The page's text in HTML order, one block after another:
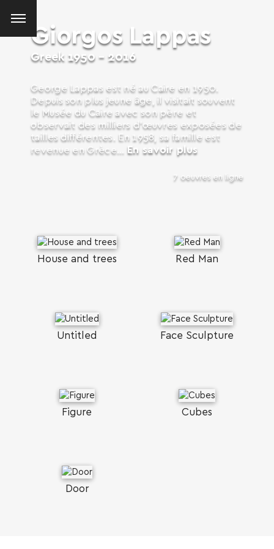
SEARCH AND PRESS ENTER
Giorgos Lappas
Greek 1950 – 2016
George Lappas est né au Caire en 1950.
Depuis son plus jeune âge, il visitait souvent
le Musée du Caire avec son père et
observait des milliers d’œuvres exposées de
tailles différentes. En 1958, sa famille est
revenue en Grèce...En savoir plus
7 oeuvres en ligne
House and trees Red Man
Untitled Face Sculpture
Figure Cubes
Door